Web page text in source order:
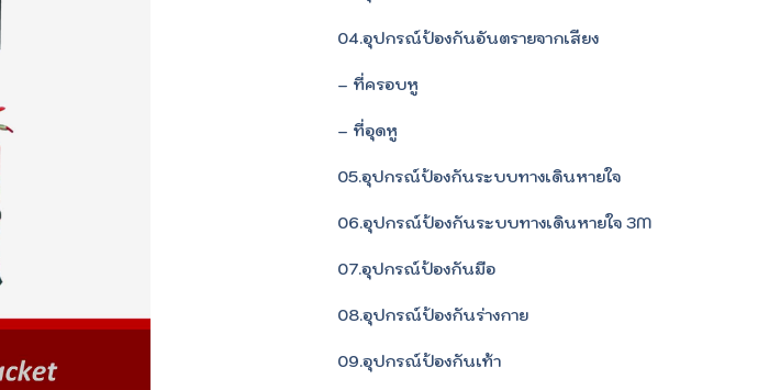
04.อุปกรณ์ป้องกันอันตรายจากเสียง
– ที่ครอบหู
– ที่อุดหู
05.อุปกรณ์ป้องกันระบบทางเดินหายใจ
06.อุปกรณ์ป้องกันระบบทางเดินหายใจ 3M
07.อุปกรณ์ป้องกันมือ
08.อุปกรณ์ป้องกันร่างกาย
09.อุปกรณ์ป้องกันเท้า